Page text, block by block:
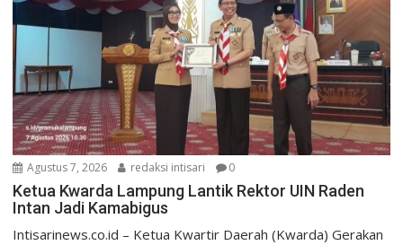
Agustus 7, 2026 redaksi intisari 0
Ketua Kwarda Lampung Lantik Rektor UIN Raden
Intan Jadi Kamabigus
Intisarinews.co.id – Ketua Kwartir Daerah (Kwarda) Gerakan